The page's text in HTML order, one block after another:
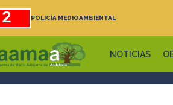
POLICÍA MEDIOAMBIENTAL
NOTICIAS